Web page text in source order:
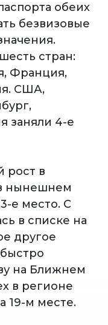
обеих
безвизовые
стран:
Франция,
США,
заняли 4-е
рост в
нынешнем
е место. С
в списке на
другое
на Ближнем
в регионе
19-м месте.